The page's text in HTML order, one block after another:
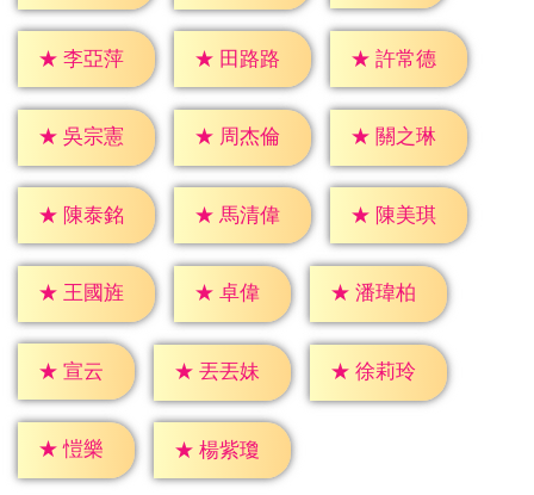
★ 李亞萍 ★ 田路路 ★ 許常德
★ 吳宗憲 ★ 周杰倫 ★ 關之琳
★ 陳泰銘 ★ 馬清偉 ★ 陳美琪
★ 王國旌 ★ 卓偉 ★ 潘瑋柏
★ 宣云 ★ 丟丟妹 ★ 徐莉玲
★ 愷樂 ★ 楊紫瓊